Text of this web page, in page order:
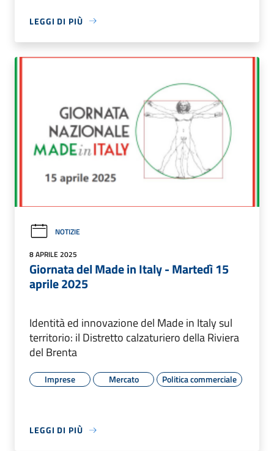
LEGGI DI PIÙ
NOTIZIE
8 APRILE 2025
Giornata del Made in Italy - Martedì 15
aprile 2025
Identità ed innovazione del Made in Italy sul
territorio: il Distretto calzaturiero della Riviera
del Brenta
Imprese Mercato Politica commerciale
LEGGI DI PIÙ